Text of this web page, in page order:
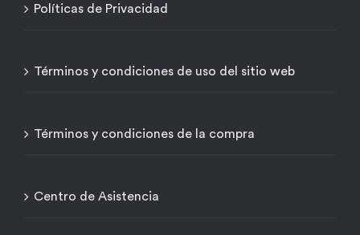
Políticas de Privacidad
Términos y condiciones de uso del sitio web
Términos y condiciones de la compra
Centro de Asistencia